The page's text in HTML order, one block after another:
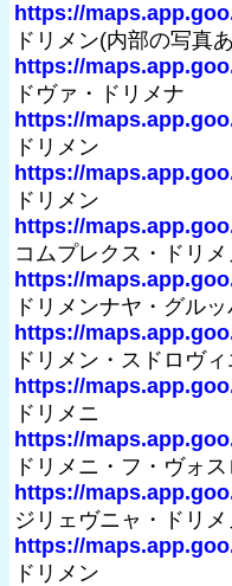
https://
ドリメン(内部の写真
https://
ドヴァ・ドリメナ
https://
ドリメン
https://
ドリメン
https://
コムプレクス・ドリメ
https://
ドリメンナヤ・グル
https://
ドリメン・スドロヴィ
https://
ドリメニ
https://
ドリメニ・フ・ヴォ
https://
ジリェヴニャ・ドリメ
https://
ドリメン